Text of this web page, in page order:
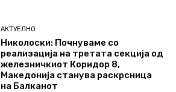
АКТУЕЛНО
Николоски: Почнуваме со
реализација на третата секција од
железничкиот Коридор 8,
Македонија станува раскрсница
на Балканот